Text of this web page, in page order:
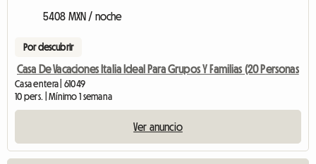
5408 MXN / noche
Por descubrir
Casa De Vacaciones Italia Ideal Para Grupos Y Familias (20 Personas
Casa entera | 61049
10 pers. | Mínimo 1 semana
Ver anuncio